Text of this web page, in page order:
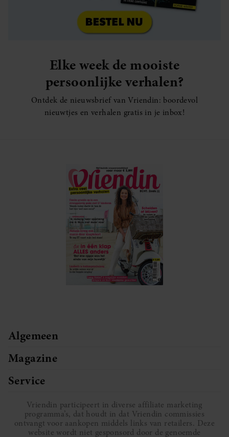
Elke week de mooiste
persoonlijke verhalen?
Ontdek de nieuwsbrief van Vriendin: boordevol
nieuwtjes en verhalen gratis in je inbox!
Algemeen
Magazine
Service
Vriendin participeert in diverse affiliate marketing
programma’s, dat houdt in dat Vriendin commissies
ontvangt voor aankopen middels links van retailers. Deze
website wordt niet gesponsord door de genoemde